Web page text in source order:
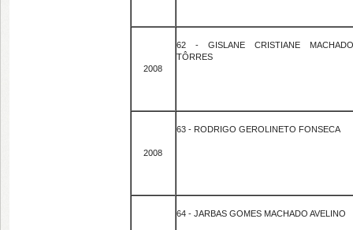
2008
62 - GISLANE CRISTIANE MACHADO
TÔRRES
2008
63 - RODRIGO GEROLINETO FONSECA
64 - JARBAS GOMES MACHADO AVELINO